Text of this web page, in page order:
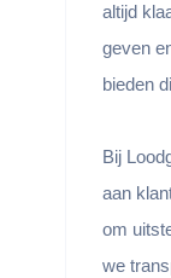
altijd
geven
bieden
Bij
aan
om
we